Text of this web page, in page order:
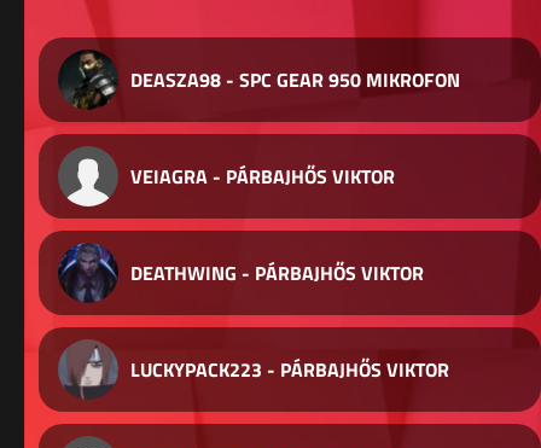
DEASZA98 - SPC GEAR 950 MIKROFON
VEIAGRA - PÁRBAJHŐS VIKTOR
DEATHWING - PÁRBAJHŐS VIKTOR
LUCKYPACK223 - PÁRBAJHŐS VIKTOR